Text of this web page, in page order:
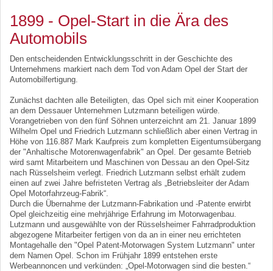
1899 - Opel-Start in die Ära des
Automobils
Den entscheidenden Entwicklungsschritt in der Geschichte des
Unternehmens markiert nach dem Tod von Adam Opel der Start der
Automobilfertigung.
Zunächst dachten alle Beteiligten, das Opel sich mit einer Kooperation
an dem Dessauer Unternehmen Lutzmann beteiligen würde.
Vorangetrieben von den fünf Söhnen unterzeichnt am 21. Januar 1899
Wilhelm Opel und Friedrich Lutzmann schließlich aber einen Vertrag in
Höhe von 116.887 Mark Kaufpreis zum kompletten Eigentumsübergang
der "Anhaltische Motorenwagenfabrik" an Opel. Der gesamte Betrieb
wird samt Mitarbeitern und Maschinen von Dessau an den Opel-Sitz
nach Rüsselsheim verlegt. Friedrich Lutzmann selbst erhält zudem
einen auf zwei Jahre befristeten Vertrag als „Betriebsleiter der Adam
Opel Motorfahrzeug-Fabrik“.
Durch die Übernahme der Lutzmann-Fabrikation und -Patente erwirbt
Opel gleichzeitig eine mehrjährige Erfahrung im Motorwagenbau.
Lutzmann und ausgewählte von der Rüsselsheimer Fahrradproduktion
abgezogene Mitarbeiter fertigen von da an in einer neu errichteten
Montagehalle den "Opel Patent-Motorwagen System Lutzmann" unter
dem Namen Opel. Schon im Frühjahr 1899 entstehen erste
Werbeannoncen und verkünden: „Opel-Motorwagen sind die besten.“